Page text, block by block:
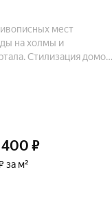
мест
на холмы и
Стилизация домов
400 ₽
за м²